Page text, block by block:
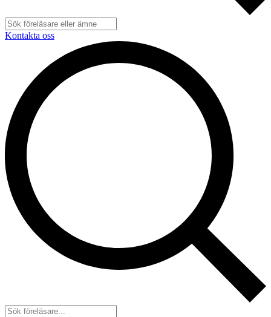
Kontakta oss